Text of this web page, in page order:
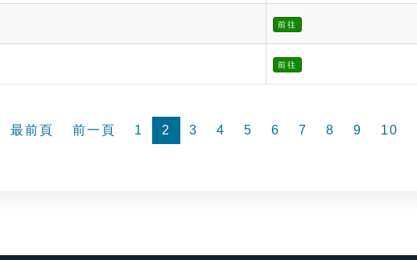
前往
前往
最前頁 前一頁 1 2 3 4 5 6 7 8 9 10